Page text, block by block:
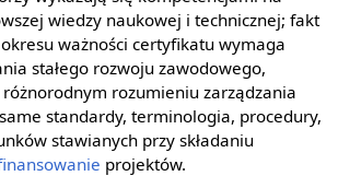
wiedzy naukowej i technicznej; fakt
ważności certyfikatu wymaga
stałego rozwoju zawodowego,
rozumieniu zarządzania
standardy, terminologia, procedury,
stawianych przy składaniu
projektów.